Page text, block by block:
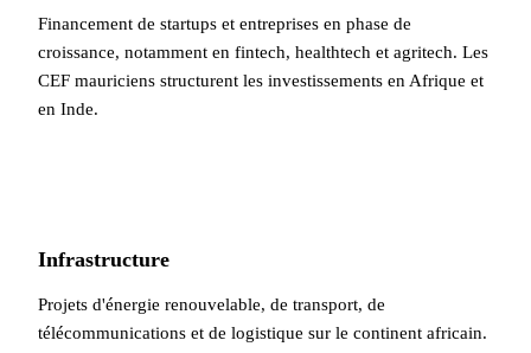
Financement de startups et entreprises en phase de
croissance, notamment en fintech, healthtech et agritech. Les
CEF mauriciens structurent les investissements en Afrique et
en Inde.
Infrastructure
Projets d'énergie renouvelable, de transport, de
télécommunications et de logistique sur le continent africain.